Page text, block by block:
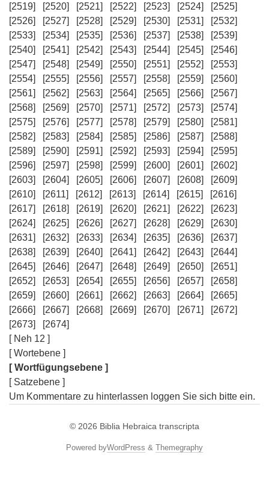
[2519]
[2520] [2521] [2522] [2523] [2524]
[2525]
[2526]
[2527] [2528] [2529] [2530] [2531]
[2532]
[2533]
[2534] [2535] [2536] [2537] [2538]
[2539]
[2540]
[2541] [2542] [2543] [2544] [2545]
[2546]
[2547]
[2548] [2549] [2550] [2551] [2552]
[2553]
[2554]
[2555] [2556] [2557] [2558] [2559]
[2560]
[2561]
[2562] [2563] [2564] [2565] [2566]
[2567]
[2568]
[2569] [2570] [2571] [2572] [2573]
[2574]
[2575]
[2576] [2577] [2578] [2579] [2580]
[2581]
[2582]
[2583] [2584] [2585] [2586] [2587]
[2588]
[2589]
[2590] [2591] [2592] [2593] [2594]
[2595]
[2596]
[2597] [2598] [2599] [2600] [2601]
[2602]
[2603]
[2604] [2605] [2606] [2607] [2608]
[2609]
[2610]
[2611] [2612] [2613] [2614] [2615]
[2616]
[2617]
[2618] [2619] [2620] [2621] [2622]
[2623]
[2624]
[2625] [2626] [2627] [2628] [2629]
[2630]
[2631]
[2632] [2633] [2634] [2635] [2636]
[2637]
[2638]
[2639] [2640] [2641] [2642] [2643]
[2644]
[2645]
[2646] [2647] [2648] [2649] [2650]
[2651]
[2652]
[2653] [2654] [2655] [2656] [2657]
[2658]
[2659]
[2660] [2661] [2662] [2663] [2664]
[2665]
[2666]
[2667] [2668] [2669] [2670] [2671]
[2672]
[2673]
[2674]
[ Neh 12 ]
[ Wortebene ]
[ Wortfügungsebene ]
[ Satzebene ]
Um Kommentare zu hinterlassen loggen Sie sich bitte ein.
© 2026 Biblia Hebraica transcripta
Powered byWordPress & Themegraphy